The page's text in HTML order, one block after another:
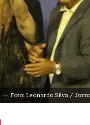
— Foto: Leonardo Silva /